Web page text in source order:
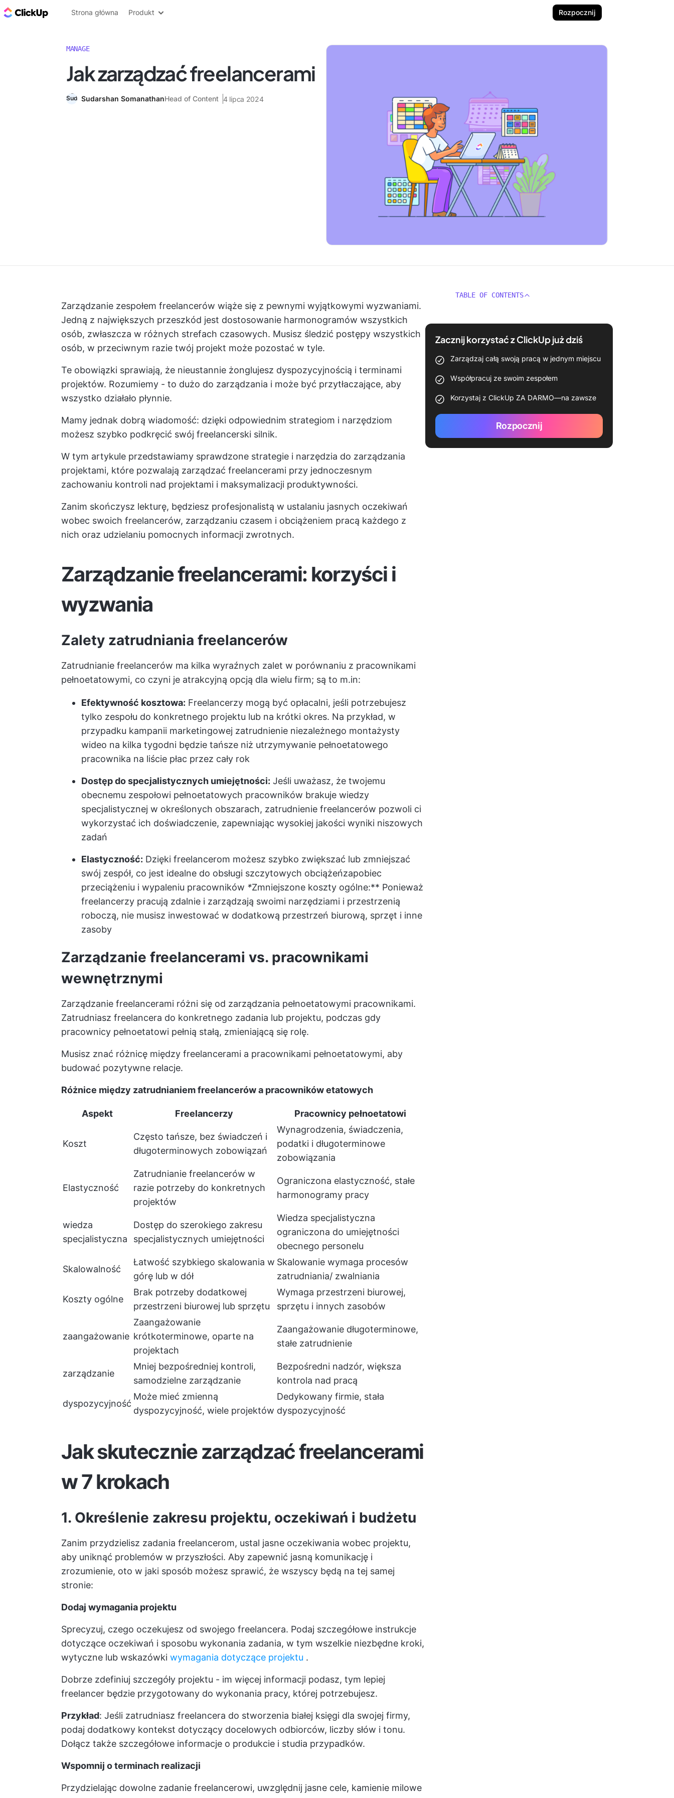
ClickUp Blog
Strona główna Produkt Rozpocznij
MANAGE
Jak zarządzać freelancerami
Sudarshan SomanathanHead of Content 4 lipca 2024
Zarządzanie zespołem freelancerów wiąże się z pewnymi wyjątkowymi wyzwaniami.
Jedną z największych przeszkód jest dostosowanie harmonogramów wszystkich
osób, zwłaszcza w różnych strefach czasowych. Musisz śledzić postępy wszystkich
osób, w przeciwnym razie twój projekt może pozostać w tyle.
Te obowiązki sprawiają, że nieustannie żonglujesz dyspozycyjnością i terminami
projektów. Rozumiemy - to dużo do zarządzania i może być przytłaczające, aby
wszystko działało płynnie.
Mamy jednak dobrą wiadomość: dzięki odpowiednim strategiom i narzędziom
możesz szybko podkręcić swój freelancerski silnik.
W tym artykule przedstawiamy sprawdzone strategie i narzędzia do zarządzania
projektami, które pozwalają zarządzać freelancerami przy jednoczesnym
zachowaniu kontroli nad projektami i maksymalizacji produktywności.
Zanim skończysz lekturę, będziesz profesjonalistą w ustalaniu jasnych oczekiwań
wobec swoich freelancerów, zarządzaniu czasem i obciążeniem pracą każdego z
nich oraz udzielaniu pomocnych informacji zwrotnych.
Zarządzanie freelancerami: korzyści i
wyzwania
Zalety zatrudniania freelancerów
Zatrudnianie freelancerów ma kilka wyraźnych zalet w porównaniu z pracownikami
pełnoetatowymi, co czyni je atrakcyjną opcją dla wielu firm; są to m.in:
Efektywność kosztowa: Freelancerzy mogą być opłacalni, jeśli potrzebujesz
tylko zespołu do konkretnego projektu lub na krótki okres. Na przykład, w
przypadku kampanii marketingowej zatrudnienie niezależnego montażysty
wideo na kilka tygodni będzie tańsze niż utrzymywanie pełnoetatowego
pracownika na liście płac przez cały rok
Dostęp do specjalistycznych umiejętności: Jeśli uważasz, że twojemu
obecnemu zespołowi pełnoetatowych pracowników brakuje wiedzy
specjalistycznej w określonych obszarach, zatrudnienie freelancerów pozwoli ci
wykorzystać ich doświadczenie, zapewniając wysokiej jakości wyniki niszowych
zadań
Elastyczność: Dzięki freelancerom możesz szybko zwiększać lub zmniejszać
swój zespół, co jest idealne do obsługi szczytowych obciążeńzapobiec
przeciążeniu i wypaleniu pracowników *Zmniejszone koszty ogólne:** Ponieważ
freelancerzy pracują zdalnie i zarządzają swoimi narzędziami i przestrzenią
roboczą, nie musisz inwestować w dodatkową przestrzeń biurową, sprzęt i inne
zasoby
Zarządzanie freelancerami vs. pracownikami
wewnętrznymi
Zarządzanie freelancerami różni się od zarządzania pełnoetatowymi pracownikami.
Zatrudniasz freelancera do konkretnego zadania lub projektu, podczas gdy
pracownicy pełnoetatowi pełnią stałą, zmieniającą się rolę.
Musisz znać różnicę między freelancerami a pracownikami pełnoetatowymi, aby
budować pozytywne relacje.
Różnice między zatrudnianiem freelancerów a pracowników etatowych
Aspekt Freelancerzy Pracownicy pełnoetatowi
Koszt
Często tańsze, bez świadczeń i
długoterminowych zobowiązań
Wynagrodzenia, świadczenia,
podatki i długoterminowe
zobowiązania
Elastyczność
Zatrudnianie freelancerów w
razie potrzeby do konkretnych
projektów
Ograniczona elastyczność, stałe
harmonogramy pracy
wiedza
specjalistyczna
Dostęp do szerokiego zakresu
specjalistycznych umiejętności
Wiedza specjalistyczna
ograniczona do umiejętności
obecnego personelu
Skalowalność
Łatwość szybkiego skalowania w
górę lub w dół
Skalowanie wymaga procesów
zatrudniania/ zwalniania
Koszty ogólne
Brak potrzeby dodatkowej
przestrzeni biurowej lub sprzętu
Wymaga przestrzeni biurowej,
sprzętu i innych zasobów
zaangażowanie
Zaangażowanie
krótkoterminowe, oparte na
projektach
Zaangażowanie długoterminowe,
stałe zatrudnienie
zarządzanie
Mniej bezpośredniej kontroli,
samodzielne zarządzanie
Bezpośredni nadzór, większa
kontrola nad pracą
dyspozycyjność
Może mieć zmienną
dyspozycyjność, wiele projektów
Dedykowany firmie, stała
dyspozycyjność
Jak skutecznie zarządzać freelancerami
w 7 krokach
1. Określenie zakresu projektu, oczekiwań i budżetu
Zanim przydzielisz zadania freelancerom, ustal jasne oczekiwania wobec projektu,
aby uniknąć problemów w przyszłości. Aby zapewnić jasną komunikację i
zrozumienie, oto w jaki sposób możesz sprawić, że wszyscy będą na tej samej
stronie:
Dodaj wymagania projektu
Sprecyzuj, czego oczekujesz od swojego freelancera. Podaj szczegółowe instrukcje
dotyczące oczekiwań i sposobu wykonania zadania, w tym wszelkie niezbędne kroki,
wytyczne lub wskazówki wymagania dotyczące projektu .
Dobrze zdefiniuj szczegóły projektu - im więcej informacji podasz, tym lepiej
freelancer będzie przygotowany do wykonania pracy, której potrzebujesz.
Przykład: Jeśli zatrudniasz freelancera do stworzenia białej księgi dla swojej firmy,
podaj dodatkowy kontekst dotyczący docelowych odbiorców, liczby słów i tonu.
Dołącz także szczegółowe informacje o produkcie i studia przypadków.
Wspomnij o terminach realizacji
Przydzielając dowolne zadanie freelancerowi, uwzględnij jasne cele, kamienie milowe
TABLE OF CONTENTS
Zacznij korzystać z ClickUp już dziś
Zarządzaj całą swoją pracą w jednym miejscu
Współpracuj ze swoim zespołem
Korzystaj z ClickUp ZA DARMO—na zawsze
Rozpocznij